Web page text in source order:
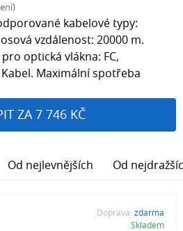
kabelové typy:
vzdálenost: 20000 m.
optická vlákna: FC,
Maximální spotřeba
ZA 7 746 KČ
Od nejlevnějších Od
Doprava: zdarma
Skladem